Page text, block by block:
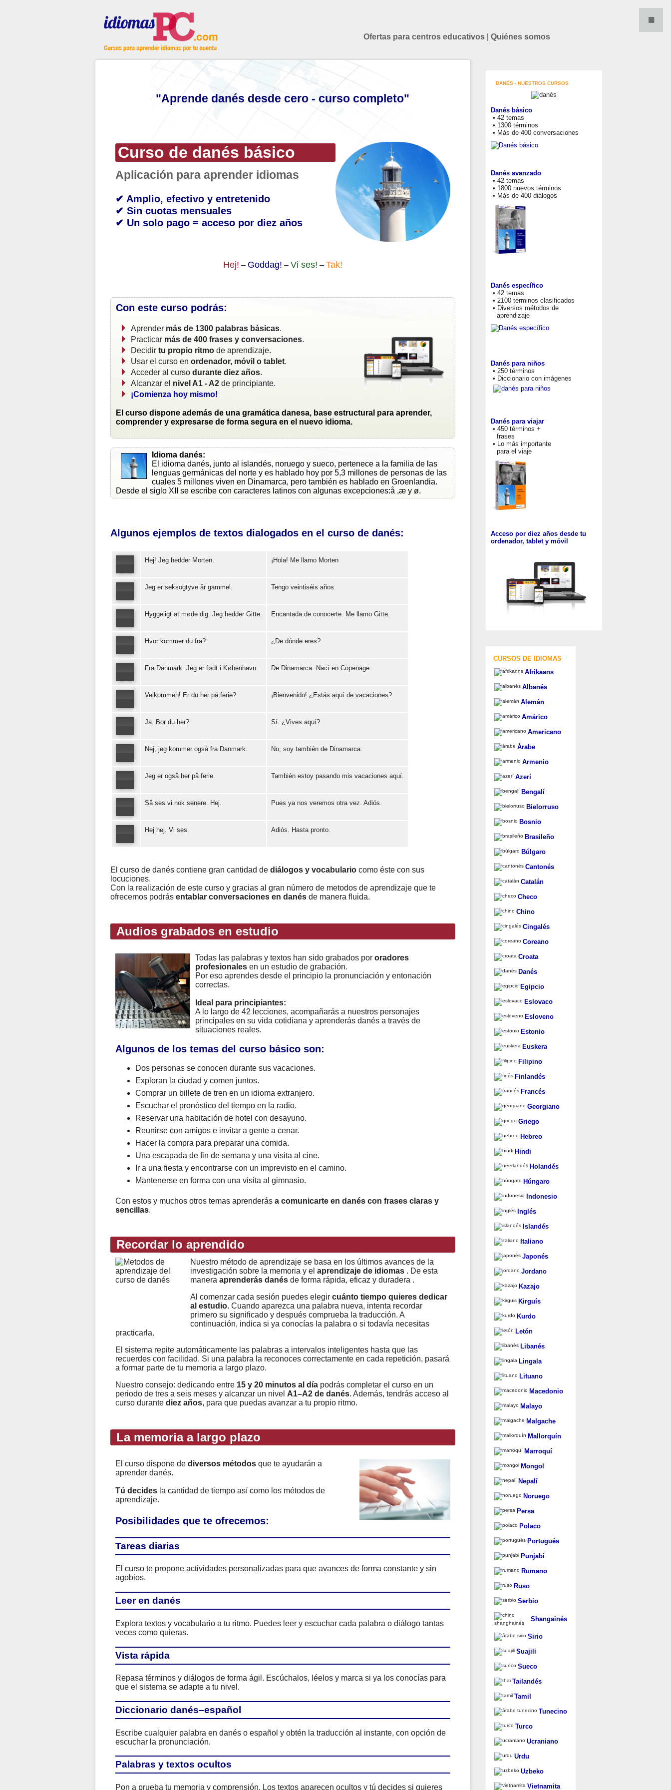
Ofertas para centros educativos Quiénes somos
"Aprende danés desde cero - curso completo"
Curso de danés básico
Aplicación para aprender idiomas
✔ Amplio, efectivo y entretenido
✔ Sin cuotas mensuales
✔ Un solo pago = acceso por diez años
Hej! – Goddag! – Vi ses! – Tak!
Con este curso podrás:
Aprender más de 1300 palabras básicas.
Practicar más de 400 frases y conversaciones.
Decidir tu propio ritmode aprendizaje.
Usar el curso en ordenador, móvil o tablet.
Acceder al curso durante diez años.
Alcanzar el nivel A1 - A2de principiante.
¡Comienza hoy mismo!
El curso dispone además de una gramática danesa, base estructural para aprender,
comprender y expresarse de forma segura en el nuevo idioma.
Idioma danés:
El idioma danés, junto al islandés, noruego y sueco, pertenece a la familia de las
lenguas germánicas del norte y es hablado hoy por 5,3 millones de personas de las
cuales 5 millones viven en Dinamarca, pero también es hablado en Groenlandia.
Desde el siglo XII se escribe con caracteres latinos con algunas excepciones:å ,æ y ø.
Algunos ejemplos de textos dialogados en el curso de danés:
Error loading: "https://www.idiomaspc.com/curso-aprender-danes-basico/audio/3004.mp3"
Hej! Jeg hedder Morten. ¡Hola! Me llamo Morten
Error loading: "https://www.idiomaspc.com/curso-aprender-danes-basico/audio/3005.mp3"
Jeg er seksogtyve år gammel. Tengo veintiséis años.
Error loading: "https://www.idiomaspc.com/curso-aprender-danes-basico/audio/3006.mp3"
Hyggeligt at møde dig. Jeg hedder Gitte. Encantada de conocerte. Me llamo Gitte.
Error loading: "https://www.idiomaspc.com/curso-aprender-danes-basico/audio/3007.mp3"
Hvor kommer du fra? ¿De dónde eres?
Error loading: "https://www.idiomaspc.com/curso-aprender-danes-basico/audio/3008.mp3"
Fra Danmark. Jeg er født i København. De Dinamarca. Nací en Copenage
Error loading: "https://www.idiomaspc.com/curso-aprender-danes-basico/audio/3009.mp3"
Velkommen! Er du her på ferie? ¡Bienvenido! ¿Estás aquí de vacaciones?
Error loading: "https://www.idiomaspc.com/curso-aprender-danes-basico/audio/3010.mp3"
Ja. Bor du her? Sí. ¿Vives aquí?
Error loading: "https://www.idiomaspc.com/curso-aprender-danes-basico/audio/3011.mp3"
Nej, jeg kommer også fra Danmark. No, soy también de Dinamarca.
Error loading: "https://www.idiomaspc.com/curso-aprender-danes-basico/audio/3012.mp3"
Jeg er også her på ferie. También estoy pasando mis vacaciones aquí.
Error loading: "https://www.idiomaspc.com/curso-aprender-danes-basico/audio/3013.mp3"
Så ses vi nok senere. Hej. Pues ya nos veremos otra vez. Adiós.
Hej hej. Vi ses. Adiós. Hasta pronto.
El curso de danés contiene gran cantidad de diálogos y vocabulariocomo éste con sus
locuciones.
Con la realización de este curso y gracias al gran número de metodos de aprendizaje que te
ofrecemos podrás entablar conversaciones en danésde manera fluida.
Audios grabados en estudio
Todas las palabras y textos han sido grabados por oradores
profesionalesen un estudio de grabación.
Por eso aprendes desde el principio la pronunciación y entonación
correctas.
Ideal para principiantes:
A lo largo de 42 lecciones, acompañarás a nuestros personajes
principales en su vida cotidiana y aprenderás danés a través de
situaciones reales.
Algunos de los temas del curso básico son:
Dos personas se conocen durante sus vacaciones.
Exploran la ciudad y comen juntos.
Comprar un billete de tren en un idioma extranjero.
Escuchar el pronóstico del tiempo en la radio.
Reservar una habitación de hotel con desayuno.
Reunirse con amigos e invitar a gente a cenar.
Hacer la compra para preparar una comida.
Una escapada de fin de semana y una visita al cine.
Ir a una fiesta y encontrarse con un imprevisto en el camino.
Mantenerse en forma con una visita al gimnasio.
Con estos y muchos otros temas aprenderás a comunicarte en danés con frases claras y
sencillas.
Recordar lo aprendido
Nuestro método de aprendizaje se basa en los últimos avances de la
investigación sobre la memoria y el aprendizaje de idiomas. De esta
manera aprenderás danésde forma rápida, eficaz y duradera .
Al comenzar cada sesión puedes elegir cuánto tiempo quieres dedicar
al estudio. Cuando aparezca una palabra nueva, intenta recordar
primero su significado y después comprueba la traducción. A
continuación, indica si ya conocías la palabra o si todavía necesitas
practicarla.
El sistema repite automáticamente las palabras a intervalos inteligentes hasta que las
recuerdes con facilidad. Si una palabra la reconoces correctamente en cada repetición, pasará
a formar parte de tu memoria a largo plazo.
Nuestro consejo: dedicando entre 15 y 20 minutos al díapodrás completar el curso en un
periodo de tres a seis meses y alcanzar un nivel A1–A2 de danés. Además, tendrás acceso al
curso durante diez años, para que puedas avanzar a tu propio ritmo.
La memoria a largo plazo
El curso dispone de diversos métodosque te ayudarán a
aprender danés.
Tú decidesla cantidad de tiempo así como los métodos de
aprendizaje.
Posibilidades que te ofrecemos:
Tareas diarias
El curso te propone actividades personalizadas para que avances de forma constante y sin
agobios.
Leer en danés
Explora textos y vocabulario a tu ritmo. Puedes leer y escuchar cada palabra o diálogo tantas
veces como quieras.
Vista rápida
Repasa términos y diálogos de forma ágil. Escúchalos, léelos y marca si ya los conocías para
que el sistema se adapte a tu nivel.
Diccionario danés–español
Escribe cualquier palabra en danés o español y obtén la traducción al instante, con opción de
escuchar la pronunciación.
Palabras y textos ocultos
Pon a prueba tu memoria y comprensión. Los textos aparecen ocultos y tú decides si quieres
DANÉS - NUESTROS CURSOS
Danés básico
• 42 temas
• 1300 términos
• Más de 400 conversaciones
Danés avanzado
• 42 temas
• 1800 nuevos términos
• Más de 400 diálogos
Danés específico
• 42 temas
• 2100 términos clasificados
• Diversos métodos de
aprendizaje
Danés para niños
• 250 términos
• Diccionario con imágenes
Danés para viajar
• 450 términos +
frases
• Lo más importante
para el viaje
Acceso por diez años desde tu
ordenador, tablet y móvil
CURSOS DE IDIOMAS
Afrikaans
Albanés
Alemán
Amárico
Americano
Árabe
Armenio
Azerí
Bengalí
Bielorruso
Bosnio
Brasileño
Búlgaro
Cantonés
Catalán
Checo
Chino
Cingalés
Coreano
Croata
Danés
Egipcio
Eslovaco
Esloveno
Estonio
Euskera
Filipino
Finlandés
Francés
Georgiano
Griego
Hebreo
Hindi
Holandés
Húngaro
Indonesio
Inglés
Islandés
Italiano
Japonés
Jordano
Kazajo
Kirguís
Kurdo
Letón
Libanés
Lingala
Lituano
Macedonio
Malayo
Malgache
Mallorquín
Marroquí
Mongol
Nepalí
Noruego
Persa
Polaco
Portugués
Punjabi
Rumano
Ruso
Serbio
Shangainés
Sirio
Suajili
Sueco
Tailandés
Tamil
Tunecino
Turco
Ucraniano
Urdu
Uzbeko
Vietnamita